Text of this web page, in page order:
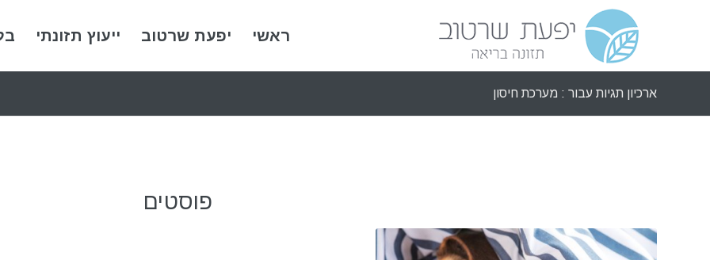
ראשי יפעת שרטוב ייעוץ תזונתי
ארכיון תגיות עבור : מערכת חיסון
פוסטים